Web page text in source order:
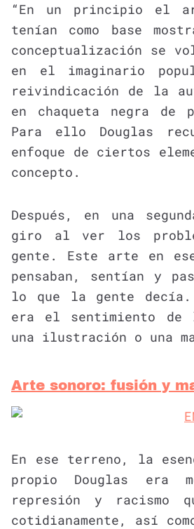
“En un principio el
tenían como base
conceptualización se
en el imaginario
reivindicación de la
en chaqueta negra de
Para ello Douglas
enfoque de ciertos
concepto.
Después, en una
giro al ver los
gente. Este arte en
pensaban, sentían y
lo que la gente
era el sentimiento
una ilustración o una
Arte sonoro: fusión y
En ese terreno, la
propio Douglas era
represión y racismo
cotidianamente, así